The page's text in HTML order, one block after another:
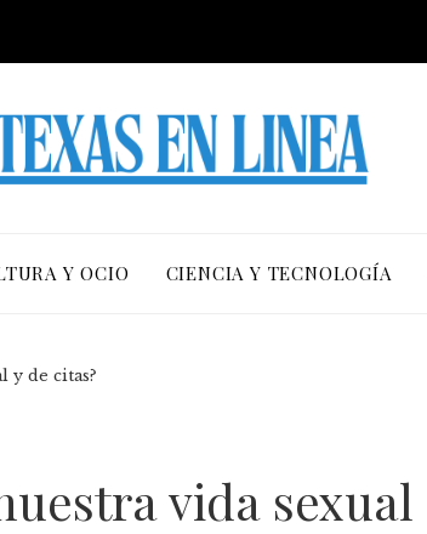
Y OCIO CIENCIA Y TECNOLOGÍA
y de citas?
vida sexual